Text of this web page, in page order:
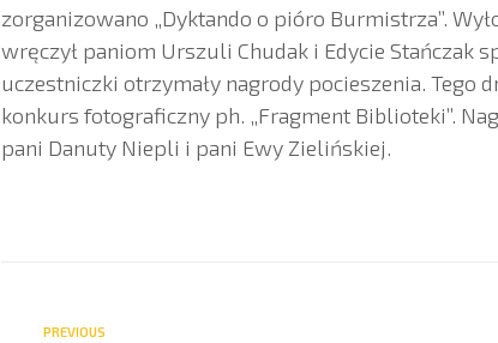
zorganizowano „Dyktando o pióro Burmistrza”.
wręczył paniom Urszuli Chudak i Edycie Stańczak
uczestniczki otrzymały nagrody pocieszenia. Tego
konkurs fotograficzny ph. „Fragment Biblioteki”.
pani Danuty Niepli i pani Ewy Zielińskiej.
PREVIOUS